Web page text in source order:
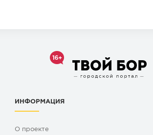
ИНФОРМАЦИЯ
О проекте